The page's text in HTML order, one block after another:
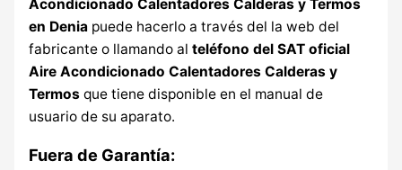
Acondicionado Calentadores Calderas y Termos
en Deniapuede hacerlo a través del la web del
fabricante o llamando al teléfono del SAT oficial
Aire Acondicionado Calentadores Calderas y
Termosque tiene disponible en el manual de
usuario de su aparato.
Fuera de Garantía: